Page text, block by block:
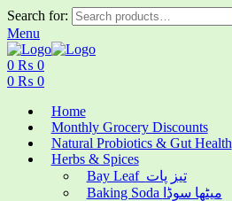
Search for:
Menu
0 ₨ 0
0 ₨ 0
Home
Monthly Grocery Discounts
Natural Probiotics & Gut Health
Herbs & Spices
Bay Leaf تیز پات
Baking Soda میٹھا سوڈا